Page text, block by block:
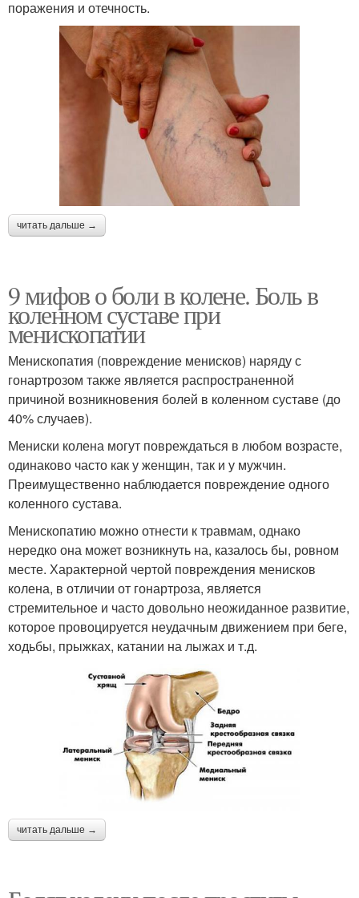
поражения и отечность.
читать дальше →
9 мифов о боли в колене. Боль в
коленном суставе при
менископатии
Менископатия (повреждение менисков) наряду с
гонартрозом также является распространенной
причиной возникновения болей в коленном суставе (до
40% случаев).
Мениски колена могут повреждаться в любом возрасте,
одинаково часто как у женщин, так и у мужчин.
Преимущественно наблюдается повреждение одного
коленного сустава.
Менископатию можно отнести к травмам, однако
нередко она может возникнуть на, казалось бы, ровном
месте. Характерной чертой повреждения менисков
колена, в отличии от гонартроза, является
стремительное и часто довольно неожиданное развитие,
которое провоцируется неудачным движением при беге,
ходьбы, прыжках, катании на лыжах и т.д.
читать дальше →